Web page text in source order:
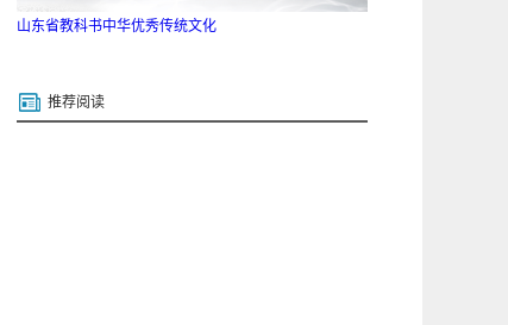
山东省教科书中华优秀传统文化
推荐阅读